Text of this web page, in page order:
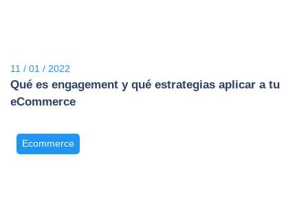
11 / 01 / 2022
Qué es engagement y qué estrategias aplicar a tu
eCommerce
Ecommerce